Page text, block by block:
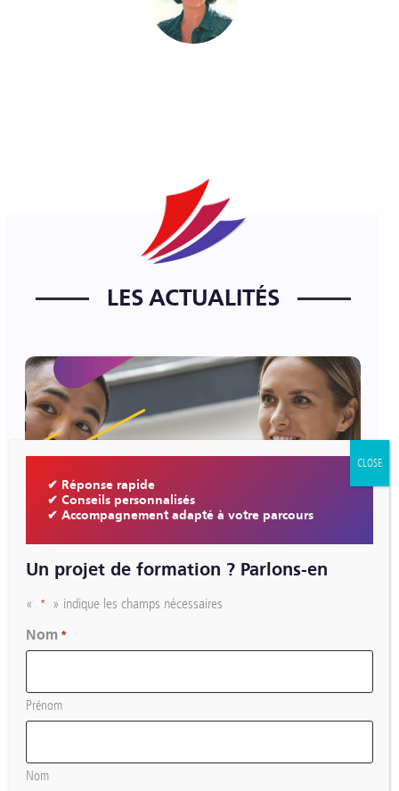
LES ACTUALITÉS
Les nouvelles formations 2026/2027
✔ Réponse rapide
✔ Conseils personnalisés
✔ Accompagnement adapté à votre parcours
Un projet de formation ? Parlons-en
« *
» indique les champs nécessaires
Nom *
Prénom
Nom
CLOSE